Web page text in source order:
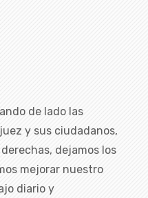
de lado las
y sus ciudadanos,
dejamos los
mejorar nuestro
diario y